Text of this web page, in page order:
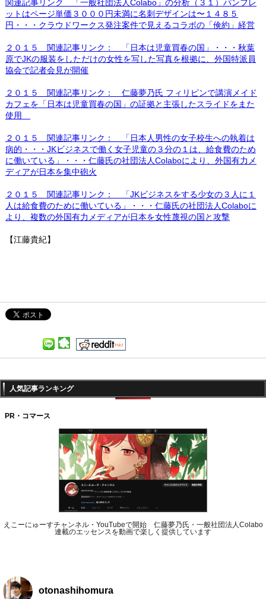
関連記事リンク 「一般社団法人Colabo」の分析（３１）パンフレ
ットはページ単価３０００円未満に名刺デザインは〜１４８５
円・・・クラウドワークス発注案件で見えるコラボの「倹約」経営
２０１５ 関連記事リンク： 「日本は児童買春の国」・・・秋葉
原でJKの服装をしただけの女性を写した写真を根拠に、外国特派員
協会で記者会見が開催
２０１５ 関連記事リンク： 仁藤夢乃氏 フィリピンで講演メイド
カフェを「日本は児童買春の国」の証拠と主張したスライドをまた
使用
２０１５ 関連記事リンク： 「日本人男性の女子校生への執着は
病的・・・JKビジネスで働く女子児童の３分の１は、給食費のため
に働いている」・・・仁藤氏の社団法人Colaboにより、外国有力メ
ディアが日本を集中砲火
２０１５ 関連記事リンク： 「JKビジネスをする少女の３人に１
人は給食費のために働いている」・・・仁藤氏の社団法人Colaboに
より、複数の外国有力メディアが日本を女性蔑視の国と攻撃
【江藤貴紀】
人気記事ランキング
PR・コマース
えこーにゅーすチャンネル・YouTubeで開始 仁藤夢乃氏・一般社団法人Colabo
連載のエッセンスを動画で楽しく提供しています
otonashihomura